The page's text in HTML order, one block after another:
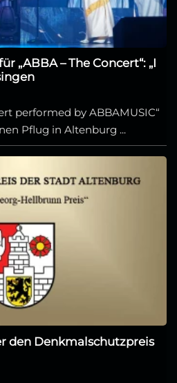
„ABBA – The Concert“: „I
performed by ABBAMUSIC“
Pflug in Altenburg ...
den Denkmalschutzpreis